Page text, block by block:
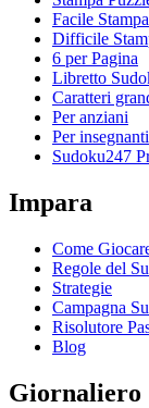
Facile
Difficile
6 per Pagina
Libretto
Caratteri
Per anziani
Per insegnanti
Sudoku247
Impara
Come
Regole del
Strategie
Campagna
Risolutore
Blog
Giornaliero